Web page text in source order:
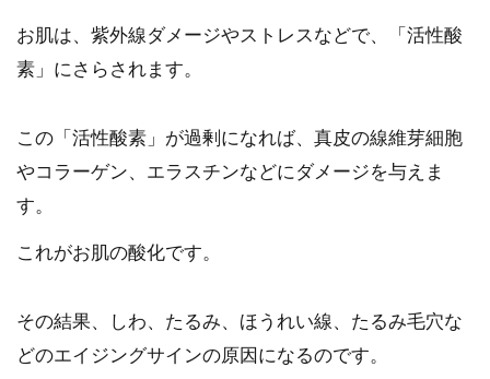
お肌は、紫外線ダメージやストレスなどで、「活性酸
素」にさらされます。
この「活性酸素」が過剰になれば、真皮の線維芽細胞
やコラーゲン、エラスチンなどにダメージを与えま
す。
これがお肌の酸化です。
その結果、しわ、たるみ、ほうれい線、たるみ毛穴な
どのエイジングサインの原因になるのです。